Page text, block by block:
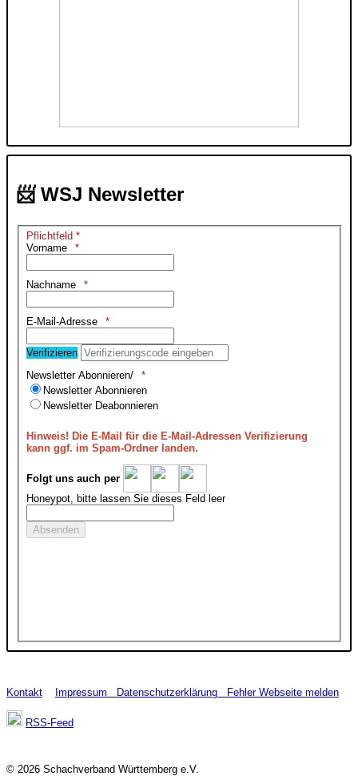
📨 WSJ Newsletter
Pflichtfeld *
Vorname
Nachname
E-Mail-Adresse
Verifizieren
Newsletter Abonnieren/
Newsletter Abonnieren
Newsletter Deabonnieren
Hinweis! Die E-Mail für die E-Mail-Adressen Verifizierung
kann ggf. im Spam-Ordner landen.
Folgt uns auch per
Honeypot, bitte lassen Sie dieses Feld leer
Kontakt Impressum Datenschutzerklärung Fehler Webseite melden
RSS-Feed
© 2026 Schachverband Württemberg e.V.